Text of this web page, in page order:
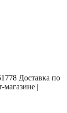
Доставка по
магазине |